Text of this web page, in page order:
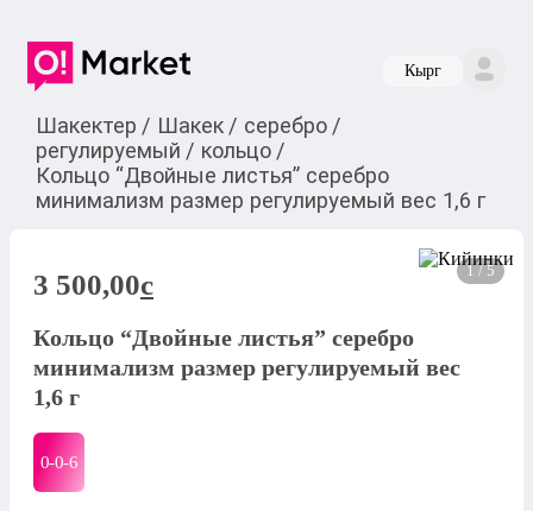
Кырг
Шакектер / Шакек / серебро /
регулируемый / кольцо /
Кольцо “Двойные листья” серебро
минимализм размер регулируемый вес 1,6 г
1 / 5
3 500,00c
Кольцо “Двойные листья” серебро
минимализм размер регулируемый вес
1,6 г
0-0-6